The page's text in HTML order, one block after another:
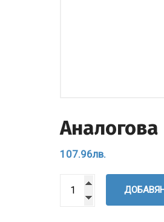
Аналоговa
107.96лв.